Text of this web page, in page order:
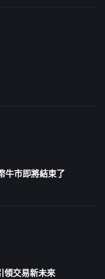
牛市即將結束了
領交易新未來